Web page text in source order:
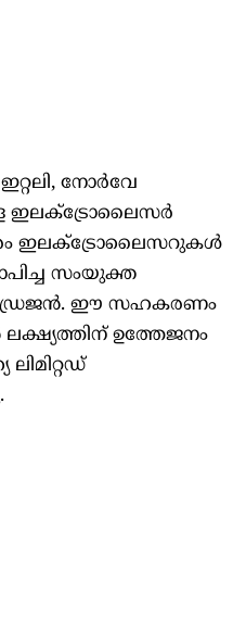
നോർവേ
ഇലക്‌ട്രോലൈസർ
ഇലക്‌ട്രോലൈസറുകൾ
സംയുക്ത
ഈ സഹകരണം
ഉത്തേജനം